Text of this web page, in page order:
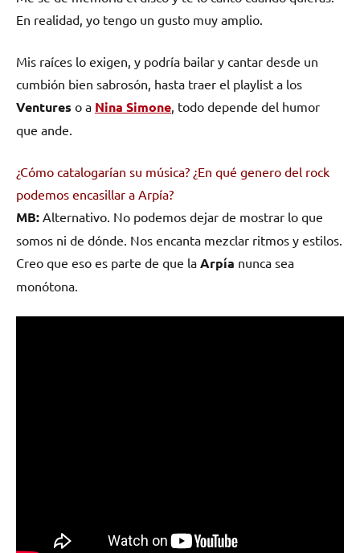
En realidad, yo tengo un gusto muy amplio.
Mis raíces lo exigen, y podría bailar y cantar desde un
cumbión bien sabrosón, hasta traer el playlist a los
Ventures o a Nina Simone , todo depende del humor
que ande.
¿Cómo catalogarían su música? ¿En qué genero del rock
podemos encasillar a Arpía?
MB: Alternativo. No podemos dejar de mostrar lo que
somos ni de dónde. Nos encanta mezclar ritmos y estilos.
Creo que eso es parte de que la Arpía nunca sea
monótona.